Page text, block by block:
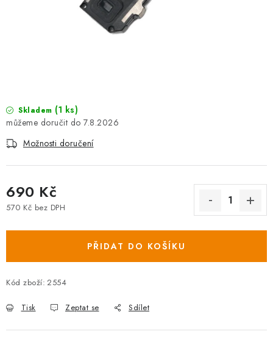
Skladem (1 ks)
7.8.2026
Možnosti doručení
690 Kč
570 Kč bez DPH
PŘIDAT DO KOŠÍKU
Kód zboží: 2554
Tisk Zeptat se Sdílet